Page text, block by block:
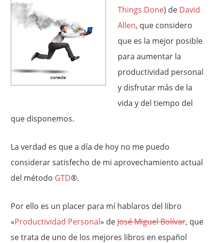
Things Done) de David
Allen, que considero
que es la mejor posible
para aumentar la
productividad personal
y disfrutar más de la
vida y del tiempo del
que disponemos.
La verdad es que a día de hoy no me puedo
considerar satisfecho de mi aprovechamiento actual
del método GTD®.
Por ello es un placer para mí hablaros del libro
«Productividad Personal» deJosé Miguel Bolívar, que
se trata de uno de los mejores libros en español